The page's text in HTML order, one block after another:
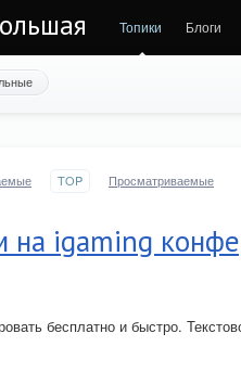
Топики Блоги
TOP Просматриваемые
на igaming
бесплатно и быстро.